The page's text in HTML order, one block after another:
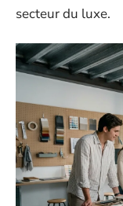
secteur du luxe.